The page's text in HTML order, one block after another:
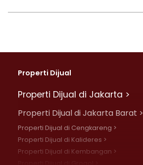
Properti Dijual
Properti Dijual di Jakarta >
Properti Dijual di Jakarta Barat >
Properti Dijual di Cengkareng >
Properti Dijual di Kalideres >
Properti Dijual di Kembangan >